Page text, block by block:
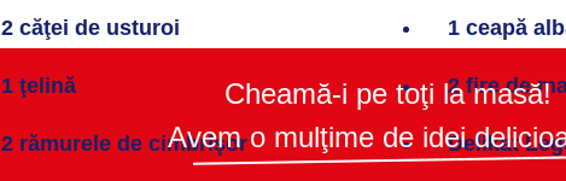
2 căţei de usturoi 1 ceapă
1 ţelină 2 fire de
2 rămurele de cimbrişor Delikat
Cheamă-i pe toţi la masă!
Avem o mulţime de idei